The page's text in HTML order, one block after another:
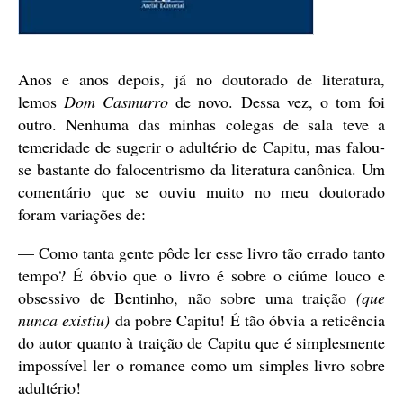
Anos e anos depois, já no doutorado de literatura,
lemosDom Casmurro de novo. Dessa vez, o tom foi
outro. Nenhuma das minhas colegas de sala teve a
temeridade de sugerir o adultério de Capitu, mas falou-
se bastante do falocentrismo da literatura canônica. Um
comentário que se ouviu muito no meu doutorado
foram variações de:
— Como tanta gente pôde ler esse livro tão errado tanto
tempo? É óbvio que o livro é sobre o ciúme louco e
obsessivo de Bentinho, não sobre uma traição (que
nunca existiu) da pobre Capitu! É tão óbvia a reticência
do autor quanto à traição de Capitu que é simplesmente
impossível ler o romance como um simples livro sobre
adultério!